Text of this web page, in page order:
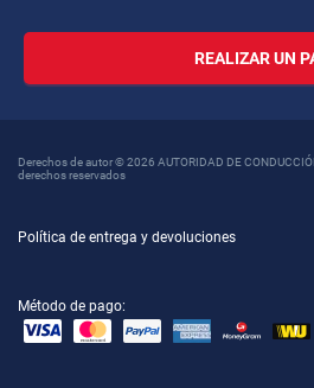
REALIZAR UN
Derechos de autor © 2026 AUTORIDAD DE
derechos reservados
Política de entrega y devoluciones
Método de pago: